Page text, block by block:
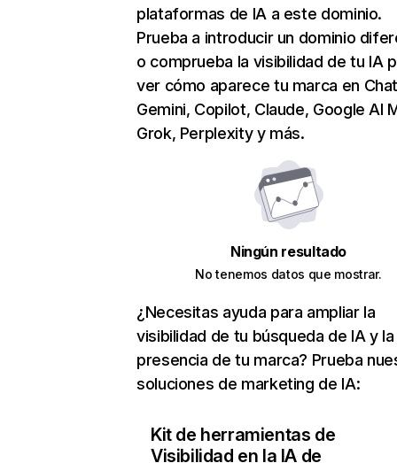
plataformas de IA a este dominio.
Prueba a introducir un dominio
o comprueba la visibilidad de tu IA
ver cómo aparece tu marca en
Gemini, Copilot, Claude, Google AI
Grok, Perplexity y más.
Ningún resultado
No tenemos datos que mostrar.
¿Necesitas ayuda para ampliar la
visibilidad de tu búsqueda de IA y la
presencia de tu marca? Prueba
soluciones de marketing de IA:
Kit de herramientas de
Visibilidad en la IA de